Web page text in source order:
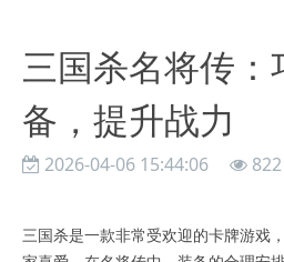
三国杀名将传：
备，提升战力
2026-04-06 15:44:06 822
三国杀是一款非常受欢迎的卡牌游戏